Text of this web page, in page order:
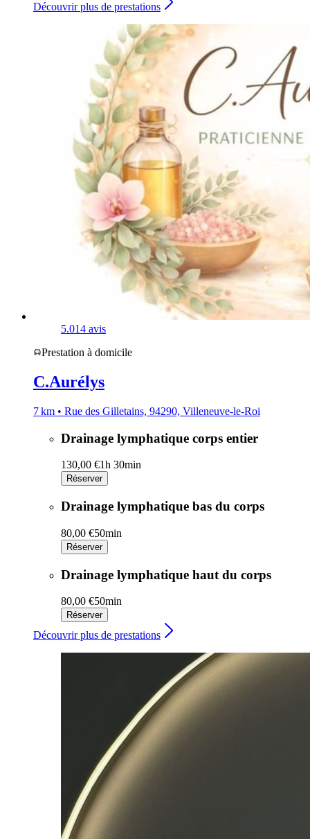
Découvrir plus de prestations
5.014 avis
Prestation à domicile
C.Aurélys
7 km • Rue des Gilletains, 94290, Villeneuve-le-Roi
Drainage lymphatique corps entier
130,00 €1h 30min
Réserver
Drainage lymphatique bas du corps
80,00 €50min
Réserver
Drainage lymphatique haut du corps
80,00 €50min
Réserver
Découvrir plus de prestations